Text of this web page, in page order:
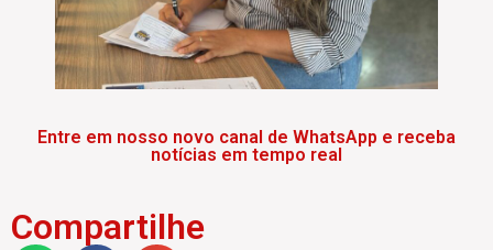
Entre em nosso novo canal de WhatsApp e receba
notícias em tempo real
Compartilhe